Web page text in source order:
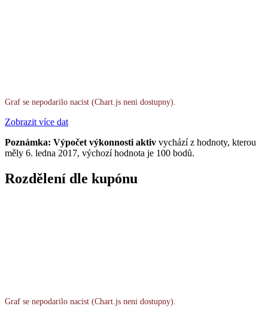
Graf se nepodarilo nacist (Chart.js neni dostupny).
Zobrazit více dat
Poznámka: Výpočet výkonnosti aktiv vychází z hodnoty, kterou
měly 6. ledna 2017, výchozí hodnota je 100 bodů.
Rozdělení dle kupónu
Graf se nepodarilo nacist (Chart.js neni dostupny).